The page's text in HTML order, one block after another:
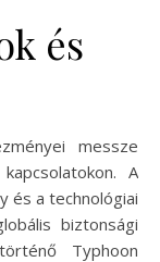
és
messze
A
és a technológiai
biztonsági
Typhoon